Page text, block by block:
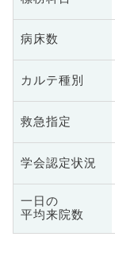
病床数
カルテ種別
救急指定
学会認定状況
一日の
平均来院数